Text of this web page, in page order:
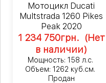
Мотоцикл Ducati
Multstrada 1260 Pikes
Peak 2020
1 234 750грн. (Нет
в наличии)
Мощность: 158 л.с.
Объем: 1262 куб.см.
Продан